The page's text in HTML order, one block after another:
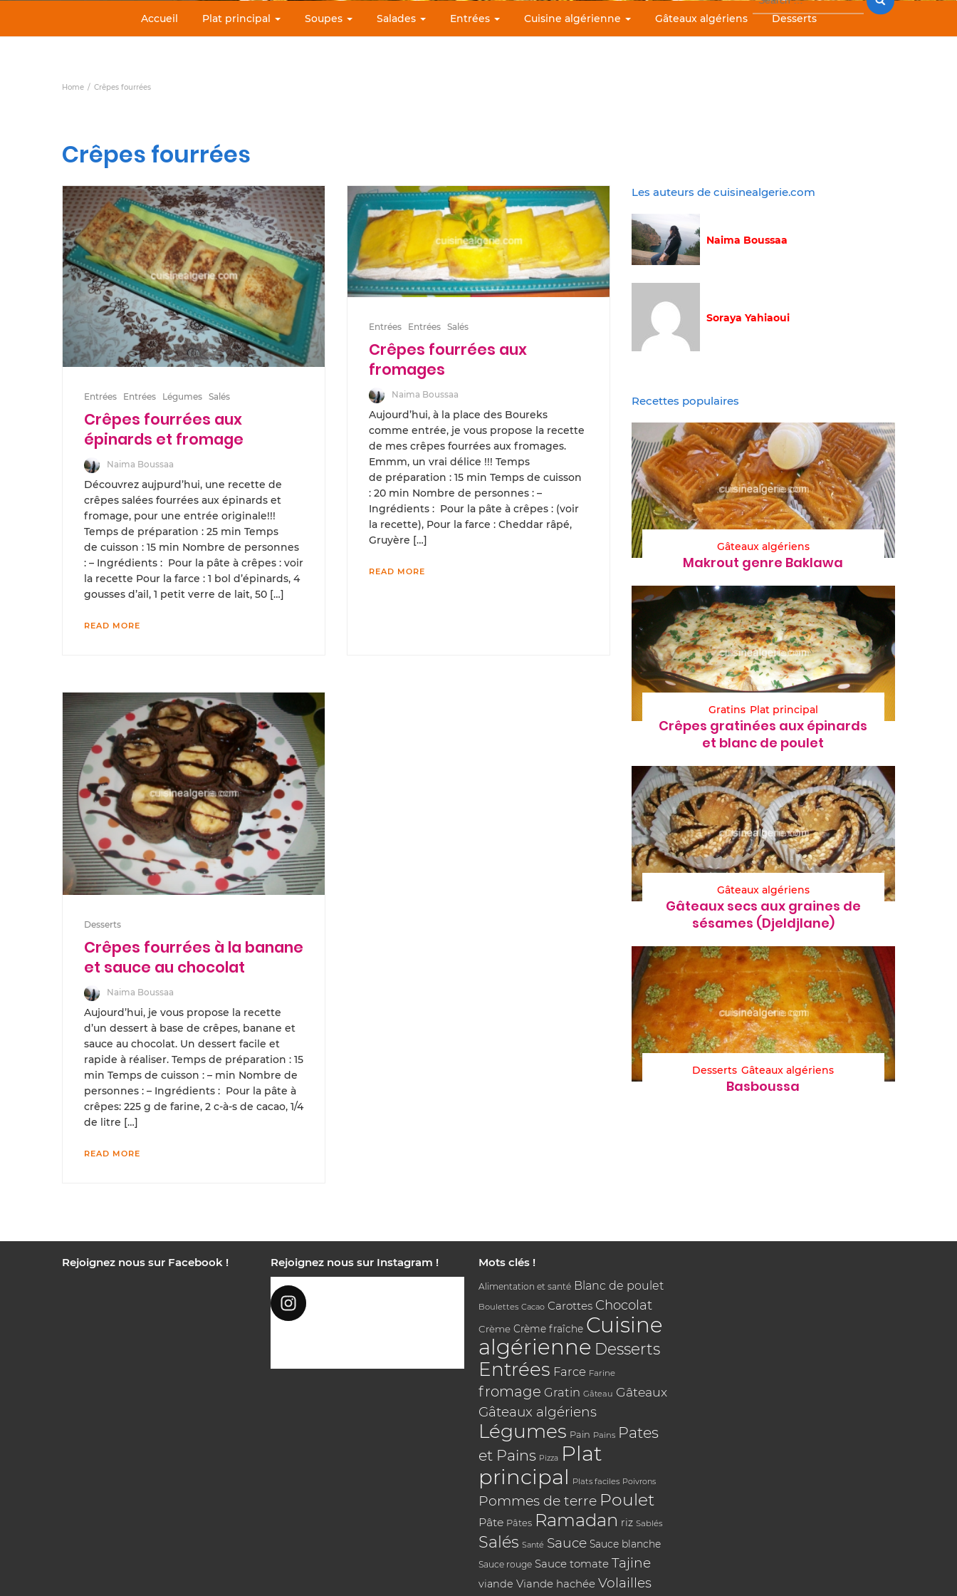
Accueil Plat principal Soupes Salades Entrées Cuisine algérienne Gâteaux algériens Desserts
Home Crêpes fourrées
Crêpes fourrées
Entrées Entrées Légumes Salés
Crêpes fourrées aux
épinards et fromage
Naima Boussaa
Découvrez aujpurd’hui, une recette de
crêpes salées fourrées aux épinards et
fromage, pour une entrée originale!!!
Temps de préparation : 25 min Temps
de cuisson : 15 min Nombre de personnes
: – Ingrédients : Pour la pâte à crêpes : voir
la recette Pour la farce : 1 bol d’épinards, 4
gousses d’ail, 1 petit verre de lait, 50 […]
READ MORE
Entrées Entrées Salés
Crêpes fourrées aux
fromages
Naima Boussaa
Aujourd’hui, à la place des Boureks
comme entrée, je vous propose la recette
de mes crêpes fourrées aux fromages.
Emmm, un vrai délice !!! Temps
de préparation : 15 min Temps de cuisson
: 20 min Nombre de personnes : –
Ingrédients : Pour la pâte à crêpes : (voir
la recette), Pour la farce : Cheddar râpé,
Gruyère […]
READ MORE
Desserts
Crêpes fourrées à la banane
et sauce au chocolat
Naima Boussaa
Aujourd’hui, je vous propose la recette
d’un dessert à base de crêpes, banane et
sauce au chocolat. Un dessert facile et
rapide à réaliser. Temps de préparation : 15
min Temps de cuisson : – min Nombre de
personnes : – Ingrédients : Pour la pâte à
crêpes: 225 g de farine, 2 c-à-s de cacao, 1/4
de litre […]
READ MORE
Les auteurs de cuisinealgerie.com
Naima Boussaa
Soraya Yahiaoui
Recettes populaires
Gâteaux algériens
Makrout genre Baklawa
Gratins Plat principal
Crêpes gratinées aux épinards
et blanc de poulet
Gâteaux algériens
Gâteaux secs aux graines de
sésames (Djeldjlane)
Desserts Gâteaux algériens
Basboussa
Rejoignez nous sur Facebook ! Rejoignez nous sur Instagram ! Mots clés !
Alimentation et santé Blanc de poulet
Boulettes Cacao Carottes Chocolat
Crème Crème fraîche Cuisine
algérienne Desserts
Entrées Farce Farine
fromage Gratin Gâteau Gâteaux
Gâteaux algériens
Légumes Pain Pains Pates
et Pains Pizza Plat
principal Plats faciles Poivrons
Pommes de terre Poulet
Pâte Pâtes Ramadan riz Sablés
Salés Santé Sauce Sauce blanche
Sauce rouge Sauce tomate Tajine
viande Viande hachée Volailles